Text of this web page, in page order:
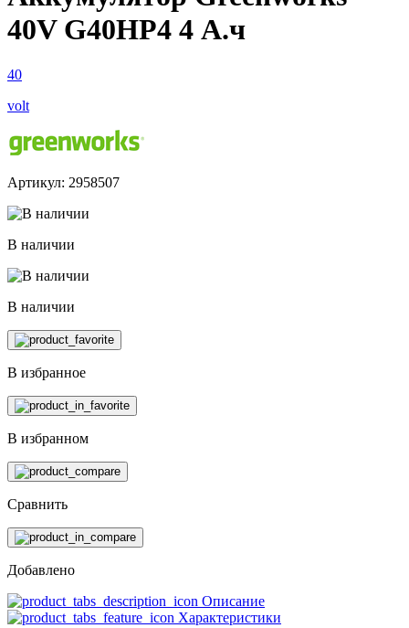
40V G40HP4 4 А.ч
40
volt
Артикул: 2958507
В наличии
В наличии
В избранное
В избранном
Сравнить
Добавлено
Описание
Характеристики